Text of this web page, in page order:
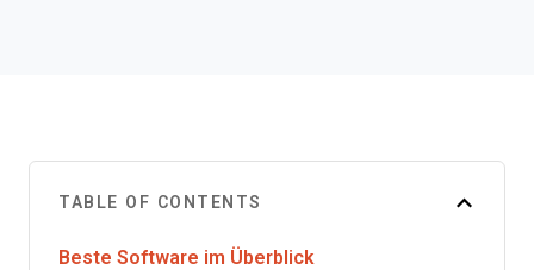
TABLE OF CONTENTS
Beste Software im Überblick